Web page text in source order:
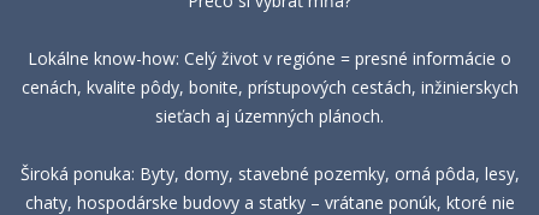
Lokálne know-how: Celý život v regióne = presné informácie o
cenách, kvalite pôdy, bonite, prístupových cestách, inžinierskych
sieťach aj územných plánoch.
Široká ponuka: Byty, domy, stavebné pozemky, orná pôda, lesy,
chaty, hospodárske budovy a statky – vrátane ponúk, ktoré nie